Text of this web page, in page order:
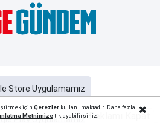
Play Uygulamamız
Store Uygulamamız
için Çerezlerkullanılmaktadır. Daha fazla
Metnimizetıklayabilirsiniz.Reklamı Kapat